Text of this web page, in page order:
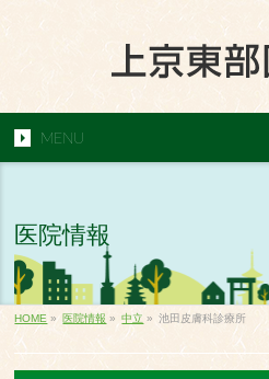
MENU
医院情報
HOME » 医院情報 » 中立 » 池田皮膚科診療所